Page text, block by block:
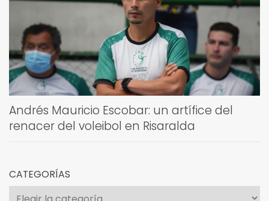
Andrés Mauricio Escobar: un artífice del
renacer del voleibol en Risaralda
CATEGORÍAS
Categorías